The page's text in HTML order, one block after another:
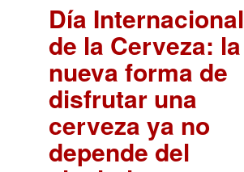
Día Internacional
de la Cerveza: la
nueva forma de
disfrutar una
cerveza ya no
depende del